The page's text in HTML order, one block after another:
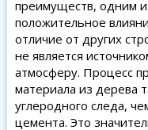
преимуществ, одним
положительное
отличие от других
не является
атмосферу. Процесс
материала из дерева
углеродного следа,
цемента. Это